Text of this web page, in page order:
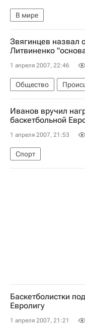
В мире
Звягинцев назвал
Литвиненко
1 апреля 2007, 22:46
Общество
Иванов вручил
баскетбольной
1 апреля 2007, 21:53
Спорт
Баскетболистки
Евролигу
1 апреля 2007, 21:21